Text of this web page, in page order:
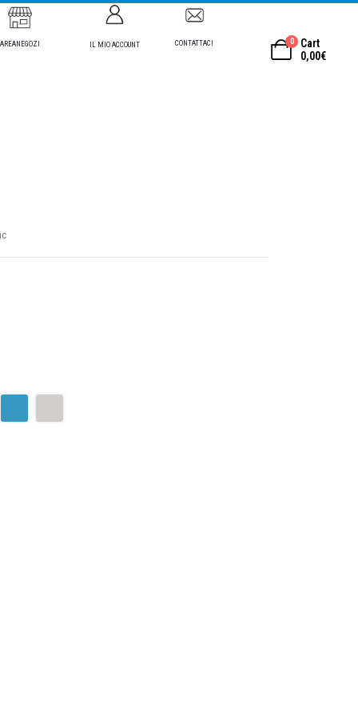
AREANEGOZI IL MIO ACCOUNT CONTATTACI 0
Cart
0,00€